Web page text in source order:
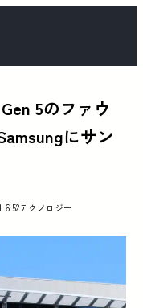
5のファウ
にサン
6:52テクノロジー